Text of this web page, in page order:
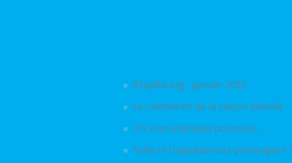
#ZapRacing : janvier 2016
Le calendrier de la saison dévoilé
On vous explique pourquoi ...
Seka et Duguépéroux prolongent !